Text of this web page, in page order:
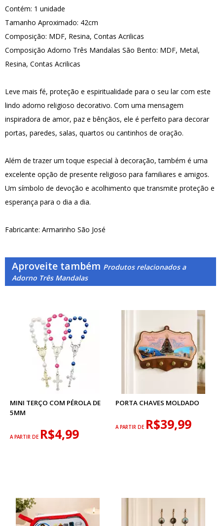
Contém: 1 unidade
Tamanho Aproximado: 42cm
Composição: MDF, Resina, Contas Acrilicas
Composição Adorno Três Mandalas São Bento: MDF, Metal,
Resina, Contas Acrilicas
Leve mais fé, proteção e espiritualidade para o seu lar com este
lindo adorno religioso decorativo. Com uma mensagem
inspiradora de amor, paz e bênçãos, ele é perfeito para decorar
portas, paredes, salas, quartos ou cantinhos de oração.
Além de trazer um toque especial à decoração, também é uma
excelente opção de presente religioso para familiares e amigos.
Um símbolo de devoção e acolhimento que transmite proteção e
esperança para o dia a dia.
Fabricante: Armarinho São José
Aproveite também Produtos relacionados a
Adorno Três Mandalas
MINI TERÇO COM PÉROLA DE
5MM
A PARTIR DE R$4,99
PORTA CHAVES MOLDADO
A PARTIR DE R$39,99